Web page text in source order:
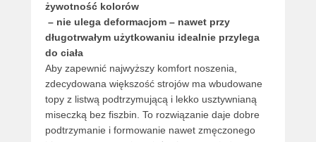
żywotność kolorów
– nie ulega deformacjom – nawet przy
długotrwałym użytkowaniu idealnie przylega
do ciała
Aby zapewnić najwyższy komfort noszenia,
zdecydowana większość strojów ma wbudowane
topy z listwą podtrzymującą i lekko usztywnianą
miseczką bez fiszbin. To rozwiązanie daje dobre
podtrzymanie i formowanie nawet zmęczonego